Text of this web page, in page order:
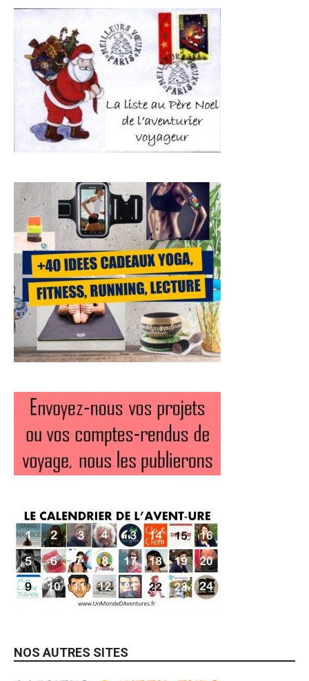
NOS AUTRES SITES